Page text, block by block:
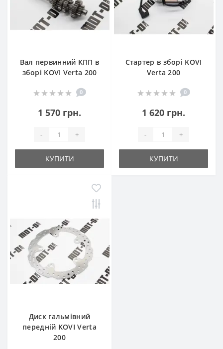
Вал первинний КПП в
зборі KOVI Verta 200
0
1 570 грн.
- +
КУПИТИ
Стартер в зборі KOVI
Verta 200
0
1 620 грн.
- +
КУПИТИ
Диск гальмівний
передній KOVI Verta
200